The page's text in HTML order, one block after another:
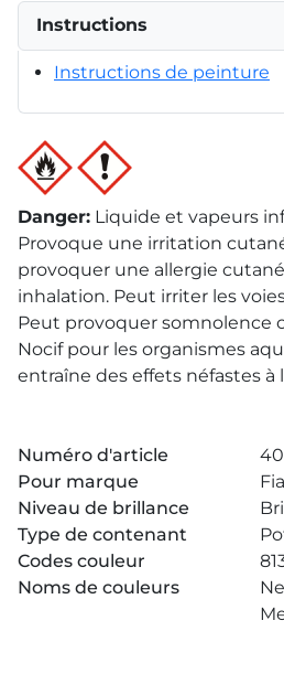
Instructions
Instructions de peinture
Danger: Liquide et vapeurs
Provoque une irritation
provoquer une allergie
inhalation. Peut irriter les
Peut provoquer somnolence
Nocif pour les organismes
entraîne des effets néfastes à
Numéro d'article
Pour marque
Niveau de brillance
Type de contenant
Codes couleur
Noms de couleurs